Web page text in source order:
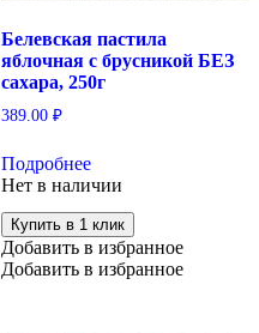
Белевская пастила
яблочная с брусникой БЕЗ
сахара, 250г
389.00 ₽
Подробнее
Нет в наличии
Купить в 1 клик
Добавить в избранное
Добавить в избранное